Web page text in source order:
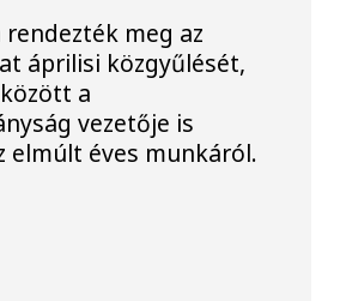
meg az
áprilisi közgyűlését,
a
vezetője is
elmúlt éves munkáról.